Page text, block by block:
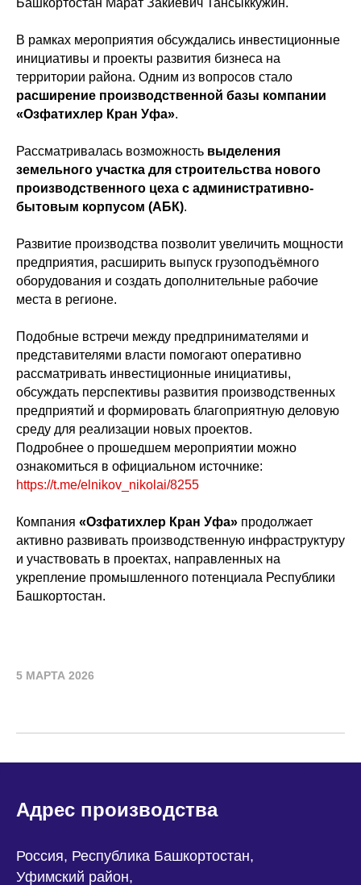
Башкортостан Марат Закиевич Тансыккужин.
В рамках мероприятия обсуждались инвестиционные
инициативы и проекты развития бизнеса на
территории района. Одним из вопросов стало
расширение производственной базы компании
«Озфатихлер Кран Уфа».
Рассматривалась возможность выделения
земельного участка для строительства нового
производственного цеха с административно-
бытовым корпусом (АБК).
Развитие производства позволит увеличить мощности
предприятия, расширить выпуск грузоподъёмного
оборудования и создать дополнительные рабочие
места в регионе.
Подобные встречи между предпринимателями и
представителями власти помогают оперативно
рассматривать инвестиционные инициативы,
обсуждать перспективы развития производственных
предприятий и формировать благоприятную деловую
среду для реализации новых проектов.
Подробнее о прошедшем мероприятии можно
ознакомиться в официальном источнике:
https://t.me/elnikov_nikolai/8255
Компания «Озфатихлер Кран Уфа» продолжает
активно развивать производственную инфраструктуру
и участвовать в проектах, направленных на
укрепление промышленного потенциала Республики
Башкортостан.
5 МАРТА 2026
Адрес производства
Россия, Республика Башкортостан,
Уфимский район,